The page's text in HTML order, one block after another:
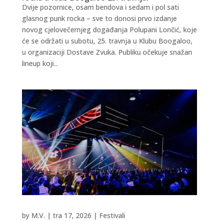
Dvije pozornice, osam bendova i sedam i pol sati
glasnog punk rocka – sve to donosi prvo izdanje
novog cjelovečernjeg događanja Polupani Lončić, koje
će se održati u subotu, 25. travnja u Klubu Boogaloo,
u organizaciji Dostave Zvuka. Publiku očekuje snažan
lineup koji...
by M.V. | tra 17, 2026 | Festivali